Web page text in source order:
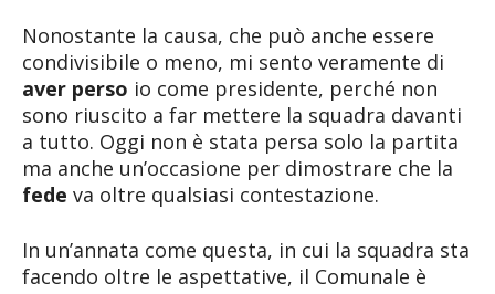
Nonostante la causa, che può anche essere
condivisibile o meno, mi sento veramente di
aver perso io come presidente, perché non
sono riuscito a far mettere la squadra davanti
a tutto. Oggi non è stata persa solo la partita
ma anche un’occasione per dimostrare che la
fede va oltre qualsiasi contestazione.
In un’annata come questa, in cui la squadra sta
facendo oltre le aspettative, il Comunale è